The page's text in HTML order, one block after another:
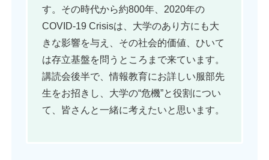
す。その時代から約800年、2020年の
COVID-19 Crisisは、大学のあり方にも大
きな影響を与え、その社会的価値、ひいて
は存立基盤を問うところまで来ています。
講読会後半で、情報教育にお詳しい服部先
生をお招きし、大学の“危機”と役割につい
て、皆さんと一緒に考えたいと思います。